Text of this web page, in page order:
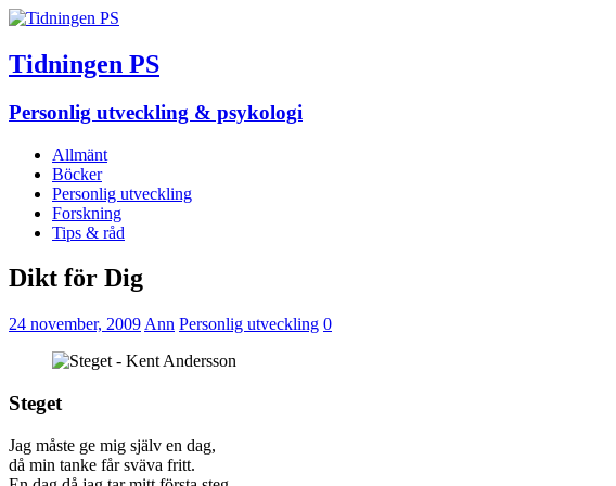
Tidningen PS
Personlig utveckling & psykologi
Allmänt
Böcker
Personlig utveckling
Forskning
Tips & råd
Dikt för Dig
24 november, 2009 Ann Personlig utveckling 0
Steget
Jag måste ge mig själv en dag,
då min tanke får sväva fritt.